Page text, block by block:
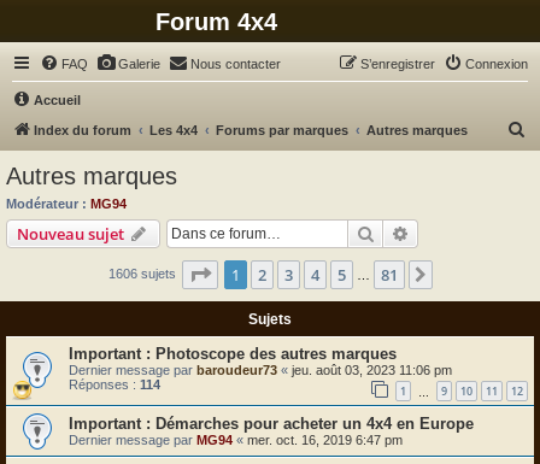
Forum 4x4
FAQ Galerie Nous contacter Connexion
S’enregistrer
Accueil
Index du forum Les 4x4 Forums par marques Autres marques
c
Autres marques
Modérateur : MG94
Nouveau sujet Rechercher
1606 sujets Page 1sur81
1 2 3 4 5 81
Sujets
Photoscope des autres marques
Dernier message par baroudeur73 « jeu. août 03, 2023 11:06 pm
Réponses : 114 1 9 10 11 12
Démarches pour acheter un 4x4 en Europe
Dernier message par MG94 « mer. oct. 16, 2019 6:47 pm